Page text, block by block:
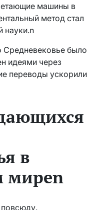
машины в
метод стал
науки.n
Средневековье было
идеями через
переводы ускорили
в
миреn